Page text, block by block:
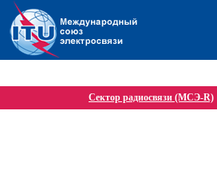
Сектор радиосвязи (МСЭ-R)